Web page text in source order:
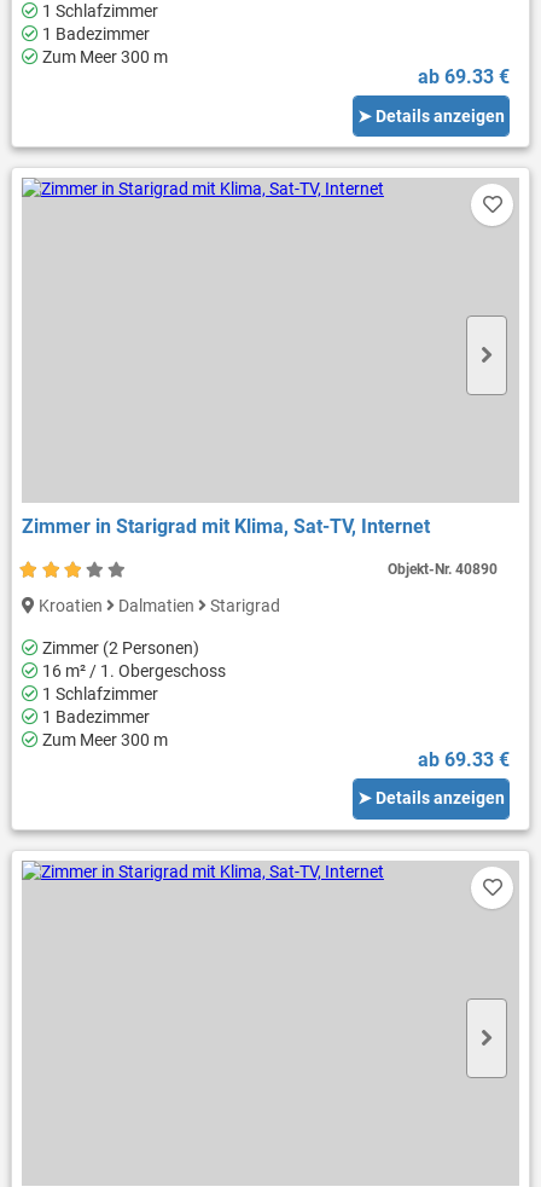
1 Schlafzimmer
1 Badezimmer
Zum Meer 300 m
ab 69.33 €
➤ Details anzeigen
Zimmer in Starigrad mit Klima, Sat-TV, Internet
Kroatien Dalmatien Starigrad
Zimmer (2 Personen)
16 m² / 1. Obergeschoss
1 Schlafzimmer
1 Badezimmer
Zum Meer 300 m
ab 69.33 €
➤ Details anzeigen
Objekt-Nr.40890